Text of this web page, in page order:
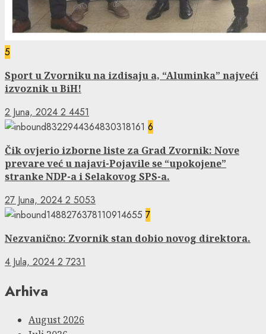
5
Sport u Zvorniku na izdisaju a, “Aluminka” najveći
izvoznik u BiH!
2 Juna, 2024 2 4451
6
Čik ovjerio izborne liste za Grad Zvornik: Nove
prevare već u najavi-Pojavile se “upokojene”
stranke NDP-a i Selakovog SPS-a.
27 Juna, 2024 2 5053
7
Nezvanično: Zvornik stan dobio novog direktora.
4 Jula, 2024 2 7231
Arhiva
August 2026